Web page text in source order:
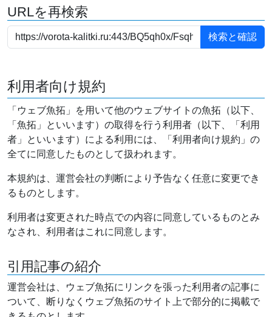
URLを再検索
利用者向け規約
「ウェブ魚拓」を用いて他のウェブサイトの魚拓（以下、
「魚拓」といいます）の取得を行う利用者（以下、「利用
者」といいます）による利用には、「利用者向け規約」の
全てに同意したものとして扱われます。
本規約は、運営会社の判断により予告なく任意に変更でき
るものとします。
利用者は変更された時点での内容に同意しているものとみ
なされ、利用者はこれに同意します。
引用記事の紹介
運営会社は、ウェブ魚拓にリンクを張った利用者の記事に
ついて、断りなくウェブ魚拓のサイト上で部分的に掲載で